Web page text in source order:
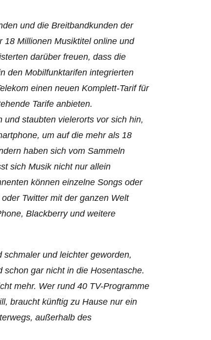
und die Breitbandkunden der
18 Millionen Musiktitel online und
darüber freuen, dass die
den Mobilfunktarifen integrier­ten
einen neuen Komplett-Tarif für
Tarife anbieten.
staubten vielerorts vor sich hin,
um auf die mehr als 18
haben sich vom Sammeln
sich Musik nicht nur allein
können einzelne Songs oder
Twitter mit der ganzen Welt
Blackberry und weitere
und leichter geworden,
gar nicht in die Hosentasche.
mehr. Wer rund 40 TV-Programme
braucht künftig zu Hause nur ein
außerhalb des